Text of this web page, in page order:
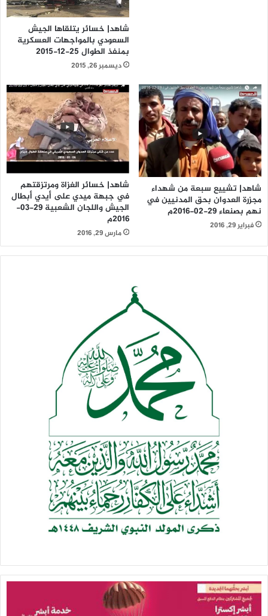
شاهد| خسائر يتلقاها الجيش
السعودي بالمواجهات العسكرية
بمنفذ الطوال 25-12-2015
ديسمبر 26, 2015
شاهد| تشييع سبعة من شهداء
مجزرة العدوان بحق المدنيين في
نهم بصنعاء 29-02-2016م
فبراير 29, 2016
شاهد| خسائر الغزاة ومرتزقتهم
في جبهة ميدي على أيدي أبطال
الجيش واللجان الشعبية 29-03-
2016م
مارس 29, 2016